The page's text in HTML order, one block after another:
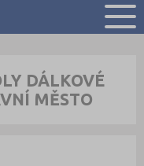
NA PŘIJÍMAČKY
KALENDÁŘ AKCÍ
DÁLKOVÉ
MĚSTO